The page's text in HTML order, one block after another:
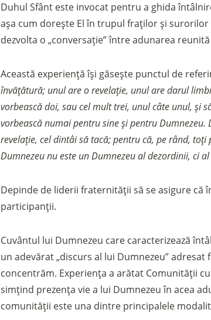
Duhul Sfânt este invocat pentru a ghida
așa cum dorește El în trupul fraților și
dezvolta o „conversație” între adunarea
Această experiență își găsește punctul de
învățătură; unul are o revelație, unul are darul
vorbească doi, sau cel mult trei, unul câte unul, și
vorbească numai pentru sine și pentru
revelație, cel dintâi să tacă; pentru că, pe rând,
Dumnezeu nu este un Dumnezeu al dezordinii, ci
Depinde de liderii fraternității să se asigure
participanții.
Cuvântul lui Dumnezeu care caracterizează
un adevărat „discurs al lui Dumnezeu”
concentrăm. Experiența a arătat Comunității
simțind prezența vie a lui Dumnezeu în acea
comunității este una dintre principalele